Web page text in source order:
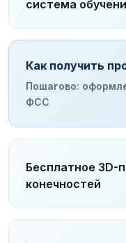
система
Как получить
Пошагово:
ФСС
Бесплатное 3D-
конечностей